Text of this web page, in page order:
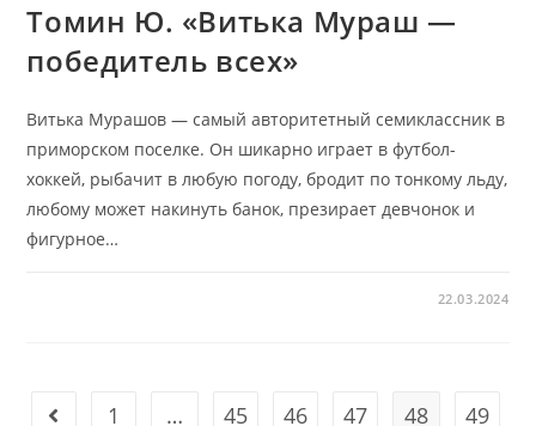
Томин Ю. «Витька Мураш —
победитель всех»
Витька Мурашов — самый авторитетный семиклассник в
приморском поселке. Он шикарно играет в футбол-
хоккей, рыбачит в любую погоду, бродит по тонкому льду,
любому может накинуть банок, презирает девчонок и
фигурное…
22.03.2024
Go to the previous page
1 … 45 46 47 48 49